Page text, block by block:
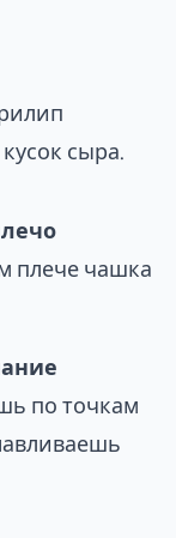
сыра.
плече чашка
по точкам